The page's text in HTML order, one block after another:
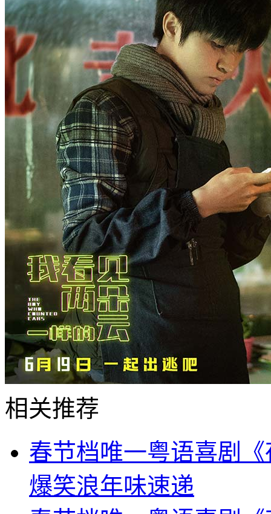
相关推荐
春节档唯一粤语喜剧
爆笑浪年味速递